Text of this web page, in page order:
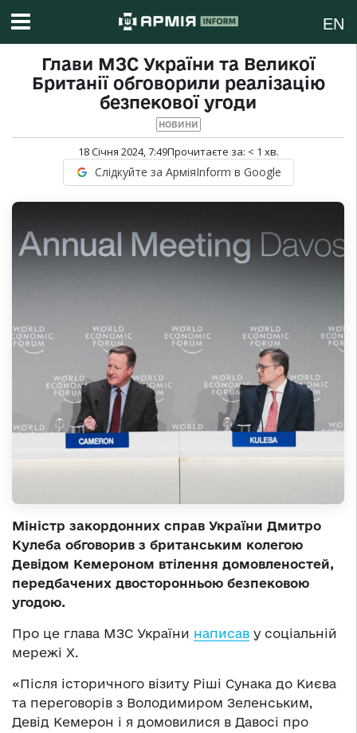
EN
Глави МЗС України та Великої
Британії обговорили реалізацію
безпекової угоди
НОВИНИ
18 Січня 2024, 7:49Прочитаєте за: < 1 хв.
Слідкуйте за АрміяInform в Google
Міністр закордонних справ України Дмитро
Кулеба обговорив з британським колегою
Девідом Кемероном втілення домовленостей,
передбачених двосторонньою безпековою
угодою.
Про це глава МЗС України написав у соціальній
мережі Х.
«Після історичного візиту Ріші Сунака до Києва
та переговорів з Володимиром Зеленським,
Девід Кемерон і я домовилися в Давосі про